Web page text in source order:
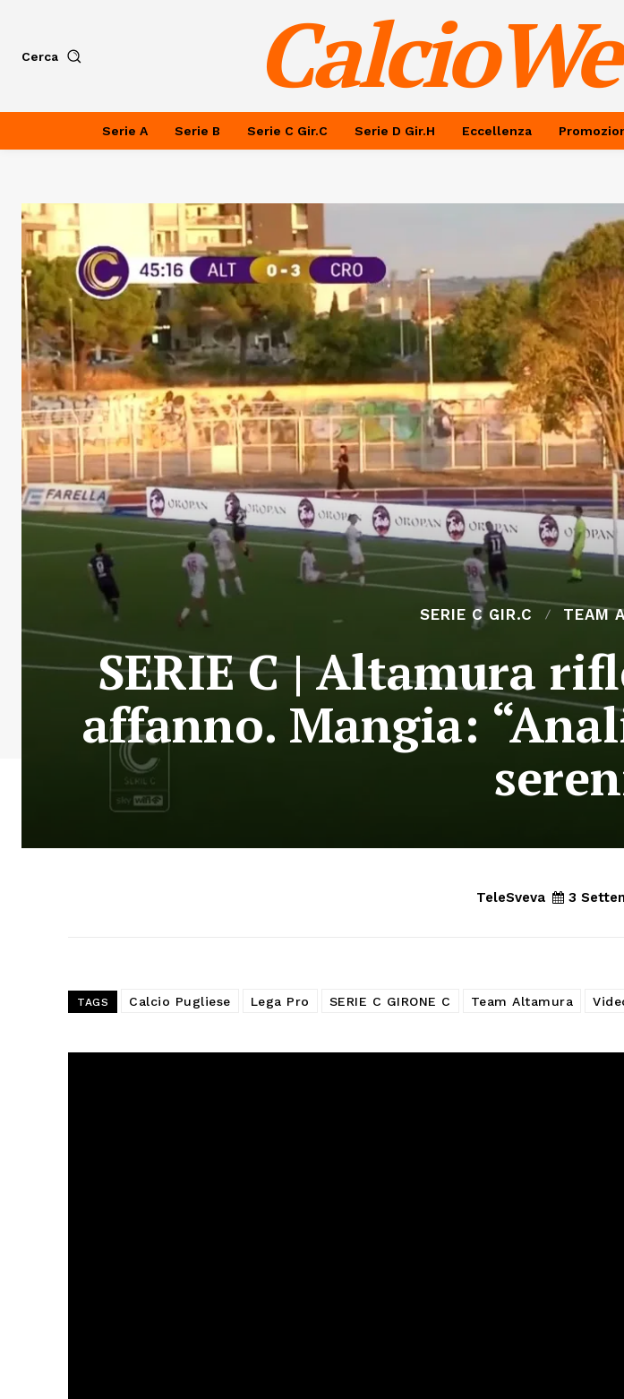
Cerca
Serie A Serie B Serie C Gir.C Serie D Gir.H Eccellenza
SERIE C GIR.C TEAM
SERIE C | Altamura
affanno. Mangia:
TeleSveva 3
TAGS Calcio Pugliese Lega Pro SERIE C GIRONE C Team Altamura